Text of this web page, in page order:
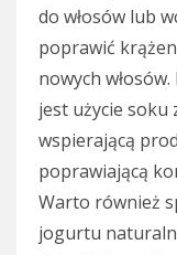
do włosów lub
poprawić
nowych
jest użycie soku
wspierającą
poprawiającą
Warto również
jogurtu